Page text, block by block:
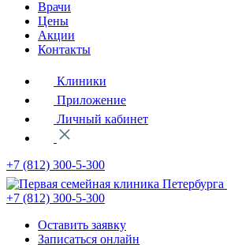
Врачи
Цены
Акции
Контакты
Клиники
Приложение
Личный кабинет
+7 (812) 300-5-300
+7 (812) 300-5-300
Оставить заявку
Записаться онлайн